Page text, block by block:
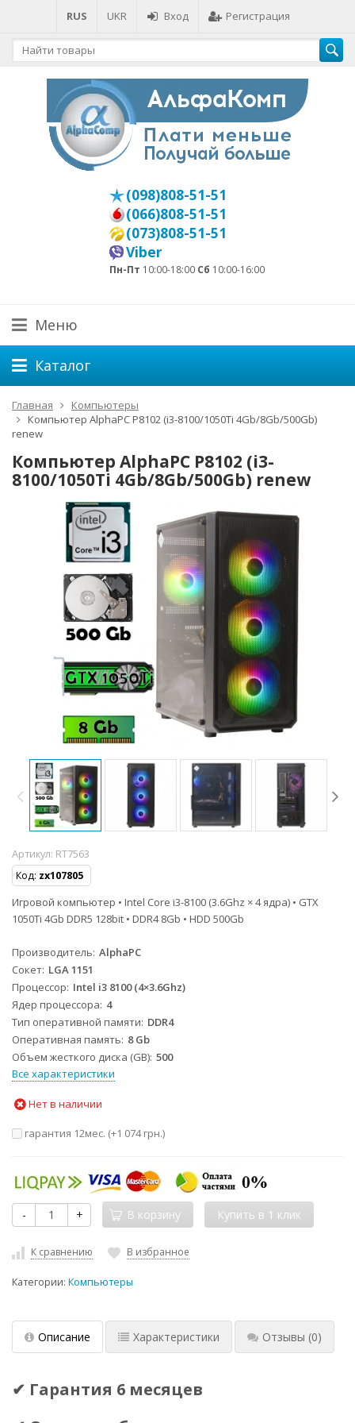
RUS UKR Вход Регистрация
(098)808-51-51
(066)808-51-51
(073)808-51-51
Viber
Пн-Пт 10:00-18:00 Сб 10:00-16:00
Меню
Каталог
Главная
Компьютеры
Компьютер AlphaPC P8102 (i3-8100/1050Ti 4Gb/8Gb/500Gb)
renew
Компьютер AlphaPC P8102 (i3-
8100/1050Ti 4Gb/8Gb/500Gb) renew
Артикул: RT7563
Код: zx107805
Игровой компьютер • Intel Core i3-8100 (3.6Ghz × 4 ядра) • GTX
1050Ti 4Gb DDR5 128bit • DDR4 8Gb • HDD 500Gb
Производитель AlphaPC
Сокет LGA 1151
Процессор Intel i3 8100 (4×3.6Ghz)
Ядер процессора 4
Тип оперативной памяти DDR4
Оперативная память 8 Gb
Объем жесткого диска (GB) 500
Все характеристики
Нет в наличии
гарантия 12мес. (+1 074 грн.)
- + В корзину
К сравнению В избранное
Категории: Компьютеры
Описание Характеристики Отзывы (0)
✔ Гарантия 6 месяцев